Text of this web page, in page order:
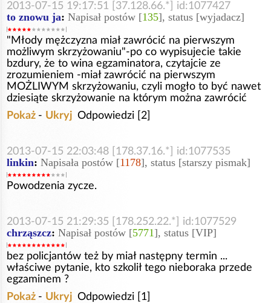
2013-07-15 19:17:51 [37.128.66.*] id:1077427
to znowu ja: Napisał postów [135], status [wyjadacz]
"Młody mężczyzna miał zawrócić na pierwszym
możliwym skrzyżowaniu"-po co wypisujecie takie
bzdury, że to wina egzaminatora, czytajcie ze
zrozumieniem -miał zawrócić na pierwszym
MOŻLIWYM skrzyżowaniu, czyli mogło to być nawet
dziesiąte skrzyżowanie na którym można zawrócić
Pokaż - Ukryj Odpowiedzi [2]
2013-07-15 22:03:48 [178.37.16.*] id:1077535
linkin: Napisała postów [1178], status [starszy pismak]
Powodzenia zycze.
2013-07-15 21:29:35 [178.252.22.*] id:1077529
chrząszcz: Napisał postów [5771], status [VIP]
bez policjantów też by miał następny termin ...
właściwe pytanie, kto szkolił tego nieboraka przede
egzaminem ?
Pokaż - Ukryj Odpowiedzi [1]